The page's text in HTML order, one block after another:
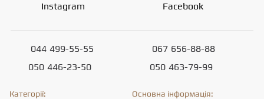
Instagram Facebook
044 499-55-55
050 446-23-50
067 656-88-88
050 463-79-99
Категорії:
Основна інформація: